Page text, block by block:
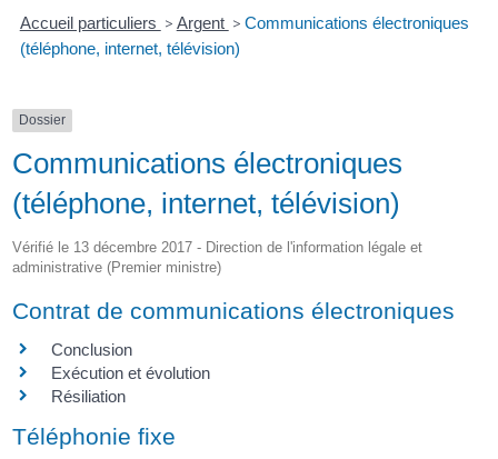
Accueil particuliers > Argent > Communications électroniques
(téléphone, internet, télévision)
Dossier
Communications électroniques
(téléphone, internet, télévision)
Vérifié le 13 décembre 2017 - Direction de l'information légale et
administrative (Premier ministre)
Contrat de communications électroniques
Conclusion
Exécution et évolution
Résiliation
Téléphonie fixe